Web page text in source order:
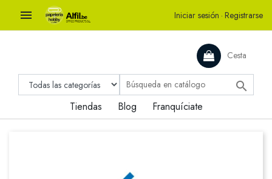
 Iniciar sesión · Registrarse
Cesta

Tiendas Blog Franquíciate